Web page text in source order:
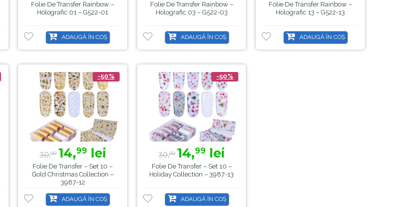
Folie De Transfer Rainbow –
Holografic 01 – G522-01
ADAUGĂ ÎN COȘ
Folie De Transfer Rainbow –
Holografic 03 – G522-03
ADAUGĂ ÎN COȘ
Folie De Transfer Rainbow –
Holografic 13 – G522-13
ADAUGĂ ÎN COȘ
-50%
30,00 14,99 lei
Folie De Transfer – Set 10 –
Gold Christmas Collection –
3987-12
ADAUGĂ ÎN COȘ
-50%
30,00 14,99 lei
Folie De Transfer – Set 10 –
Holiday Collection – 3987-13
ADAUGĂ ÎN COȘ